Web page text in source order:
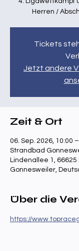
Herren /
Tickets
Jetzt andere
Zeit & Ort
06. Sep. 2026, 10:00
Strandbad
Lindenallee 1,
Gonnesweiler,
Über die
https://